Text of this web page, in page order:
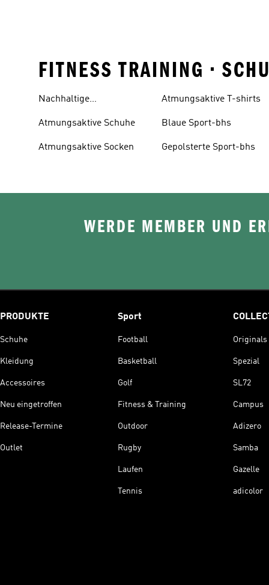
FITNESS TRAINING •
Nachhaltige
Atmungsaktive Schuhe
Atmungsaktive Socken
Atmungsaktive T-shirts
Blaue Sport-bhs
Gepolsterte Sport-bhs
WERDE MEMBER UND
PRODUKTE
Schuhe
Kleidung
Accessoires
Neu eingetroffen
Release-Termine
Outlet
Sport
Football
Basketball
Golf
Fitness & Training
Outdoor
Rugby
Laufen
Tennis
Originals
Spezial
SL72
Campus
Adizero
Samba
Gazelle
adicolor